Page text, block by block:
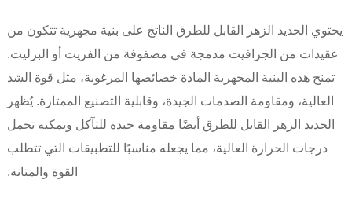
يحتوي الحديد الزهر القابل للطرق الناتج على بنية مجهرية تتكون من
عقيدات من الجرافيت مدمجة في مصفوفة من الفريت أو البرليت.
تمنح هذه البنية المجهرية المادة خصائصها المرغوبة، مثل قوة الشد
العالية، ومقاومة الصدمات الجيدة، وقابلية التصنيع الممتازة. يُظهر
الحديد الزهر القابل للطرق أيضًا مقاومة جيدة للتآكل ويمكنه تحمل
درجات الحرارة العالية، مما يجعله مناسبًا للتطبيقات التي تتطلب
القوة والمتانة.